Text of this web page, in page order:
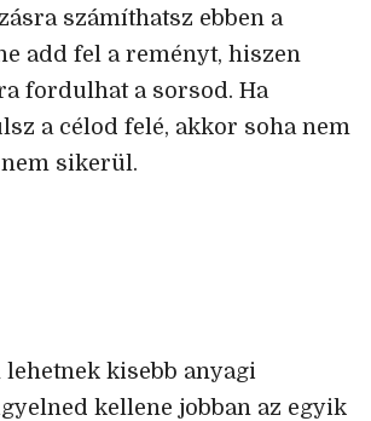
számíthatsz ebben a
add fel a reményt, hiszen
fordulhat a sorsod. Ha
a célod felé, akkor soha nem
sikerül.
lehetnek kisebb anyagi
kellene jobban az egyik